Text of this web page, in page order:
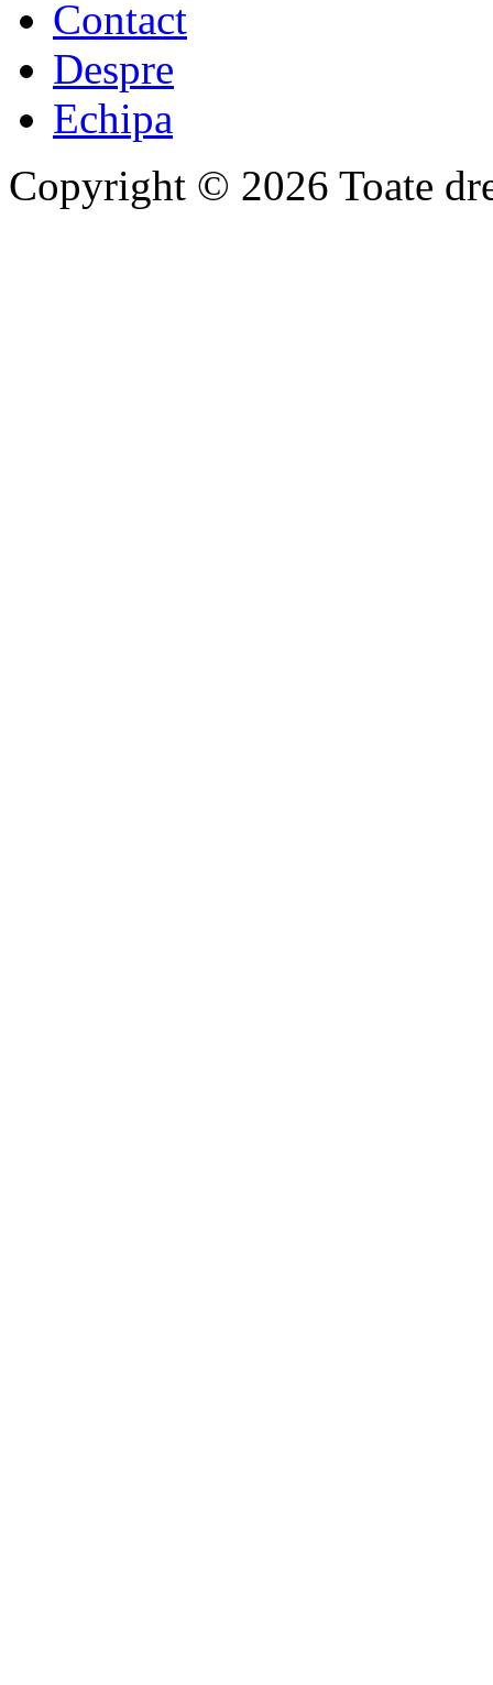
Contact
Despre
Echipa
Copyright © 2026 Toate